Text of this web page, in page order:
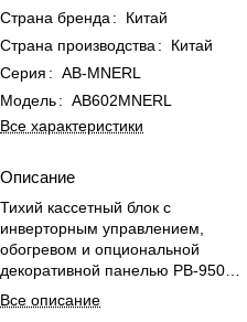
Страна бренда :
Китай
Страна производства :
Китай
Серия : AB-MNERL
Модель: AB602MNERL
Все характеристики
Описание
Тихий кассетный блок с
инверторным управлением,
обогревом и опциональной
декоративной панелью PB-950QB
для аккуратного потолочного
монтажа.
Все описание